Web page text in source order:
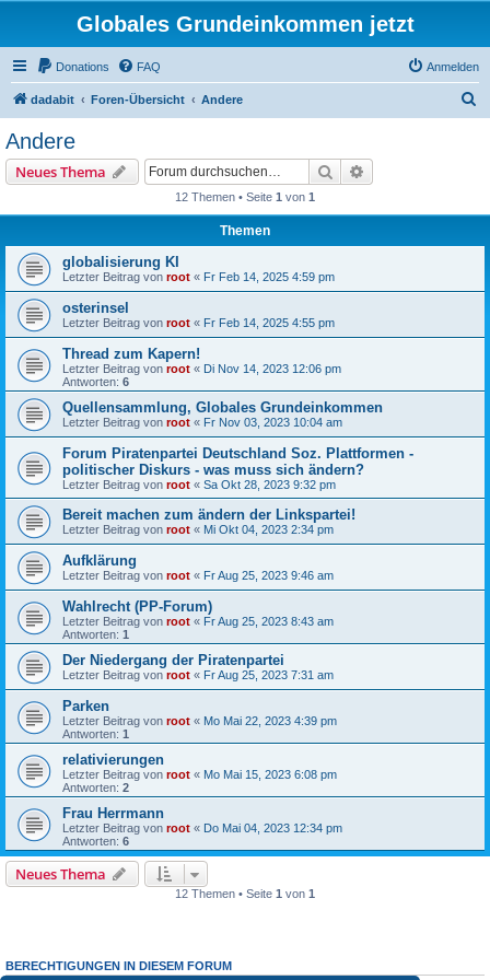
Globales Grundeinkommen jetzt
Donations FAQ Anmelden
dadabit Foren-Übersicht Andere
Andere
Neues Thema Suche
12 Themen • Seite 1 von 1
Themen
globalisierung KI
Letzter Beitrag von root « Fr Feb 14, 2025 4:59 pm
osterinsel
Letzter Beitrag von root « Fr Feb 14, 2025 4:55 pm
Thread zum Kapern!
Letzter Beitrag von root « Di Nov 14, 2023 12:06 pm
Antworten: 6
Quellensammlung, Globales Grundeinkommen
Letzter Beitrag von root « Fr Nov 03, 2023 10:04 am
Forum Piratenpartei Deutschland Soz. Plattformen -
politischer Diskurs - was muss sich ändern?
Letzter Beitrag von root « Sa Okt 28, 2023 9:32 pm
Bereit machen zum ändern der Linkspartei!
Letzter Beitrag von root « Mi Okt 04, 2023 2:34 pm
Aufklärung
Letzter Beitrag von root « Fr Aug 25, 2023 9:46 am
Wahlrecht (PP-Forum)
Letzter Beitrag von root « Fr Aug 25, 2023 8:43 am
Antworten: 1
Der Niedergang der Piratenpartei
Letzter Beitrag von root « Fr Aug 25, 2023 7:31 am
Parken
Letzter Beitrag von root « Mo Mai 22, 2023 4:39 pm
Antworten: 1
relativierungen
Letzter Beitrag von root « Mo Mai 15, 2023 6:08 pm
Antworten: 2
Frau Herrmann
Letzter Beitrag von root « Do Mai 04, 2023 12:34 pm
Antworten: 6
Neues Thema
12 Themen • Seite 1 von 1
BERECHTIGUNGEN IN DIESEM FORUM